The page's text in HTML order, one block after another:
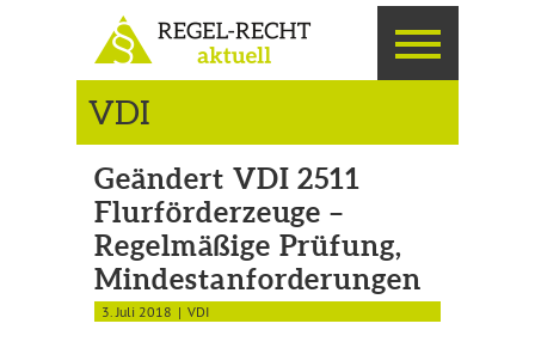
VDI
Geändert VDI 2511
Flurförderzeuge –
Regelmäßige Prüfung,
Mindestanforderungen
3. Juli 2018 VDI